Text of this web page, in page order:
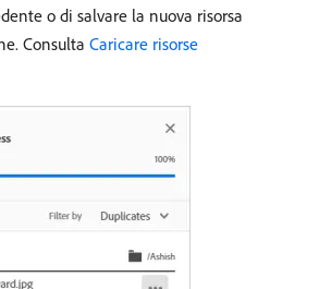
o di salvare la nuova risorsa
Consulta Caricare risorse